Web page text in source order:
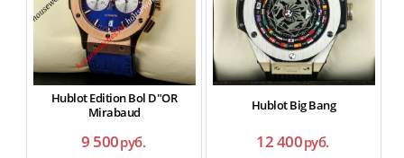
Hublot Edition Bol D"OR
Mirabaud
9 500руб.
Hublot Big Bang
12 400руб.